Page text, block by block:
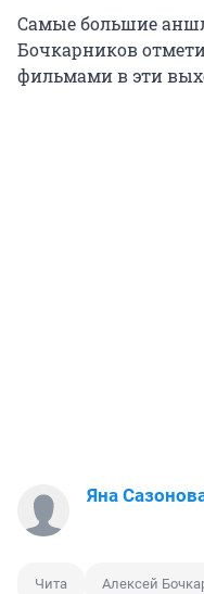
Самые большие
Бочкарников
фильмами в эти
Яна
Чита Алексей